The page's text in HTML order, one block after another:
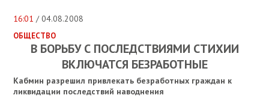
16:01 / 04.08.2008
ОБЩЕСТВО
В БОРЬБУ С ПОСЛЕДСТВИЯМИ СТИХИИ
ВКЛЮЧАТСЯ БЕЗРАБОТНЫЕ
Кабмин разрешил привлекать безработных граждан к
ликвидации последствий наводнения